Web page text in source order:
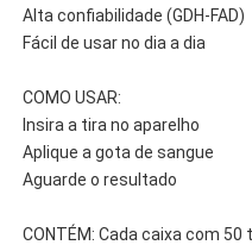
Alta confiabilidade (GDH-FAD)
Fácil de usar no dia a dia
COMO USAR:
Insira a tira no aparelho
Aplique a gota de sangue
Aguarde o resultado
CONTÉM: Cada caixa com 50